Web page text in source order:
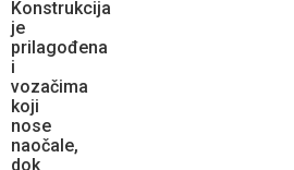
Konstrukcija
je
prilagođena
i
vozačima
koji
nose
naočale,
dok